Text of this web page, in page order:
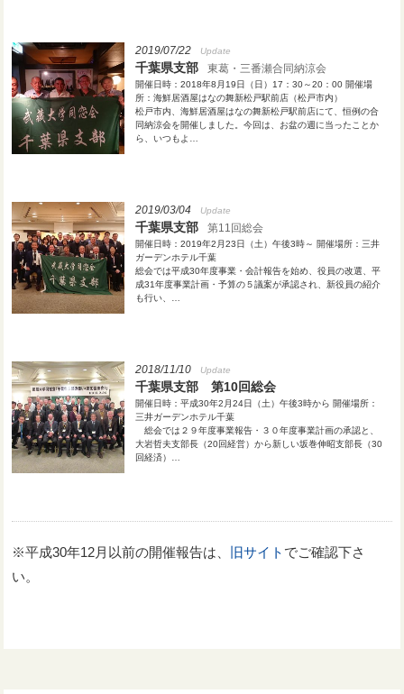
2019/07/22 Update
千葉県支部 東葛・三番瀬合同納涼会
開催日時：2018年8月19日（日）17：30～20：00 開催場
所：海鮮居酒屋はなの舞新松戸駅前店（松戸市内）
松戸市内、海鮮居酒屋はなの舞新松戸駅前店にて、恒例の合
同納涼会を開催しました。今回は、お盆の週に当ったことか
ら、いつもよ…
2019/03/04 Update
千葉県支部 第11回総会
開催日時：2019年2月23日（土）午後3時～ 開催場所：三井
ガーデンホテル千葉
総会では平成30年度事業・会計報告を始め、役員の改選、平
成31年度事業計画・予算の５議案が承認され、新役員の紹介
も行い、…
2018/11/10 Update
千葉県支部 第10回総会
開催日時：平成30年2月24日（土）午後3時から 開催場所：
三井ガーデンホテル千葉
総会では２９年度事業報告・３０年度事業計画の承認と、
大岩哲夫支部長（20回経営）から新しい坂巻伸昭支部長（30
回経済）…
※平成30年12月以前の開催報告は、 旧サイト でご確認下さ
い。